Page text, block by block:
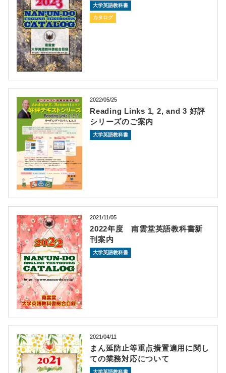
大学英語教科書
カタログ
2022/05/25
Reading Links 1, 2, and 3 好評
シリーズのご案内
大学英語教科書
2021/11/05
2022年度 南雲堂英語教科書新
刊案内
大学英語教科書
2021/04/11
まん延防止等重点措置適用に関し
ての業務対応について